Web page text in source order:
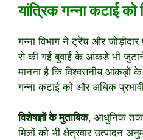
यांत्रिक गन्ना कटाई को
गन्ना विभाग ने ट्रेंच और जोड़ीदार
से की गई बुवाई के आंकड़े भी जुटाने
मानना है कि विश्वसनीय आंकड़ों के
गन्ना कटाई को और अधिक
विशेषज्ञों के मुताबिक, आधुनिक
मिलों को भी क्षेत्रवार उत्पादन